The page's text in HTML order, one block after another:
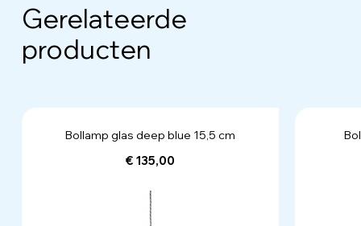
Gerelateerde
producten
Bollamp glas deep blue 15,5 cm
€ 135,00